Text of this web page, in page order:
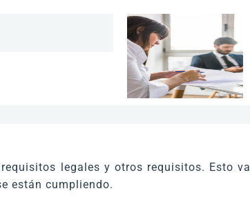
legales y otros requisitos. Esto va
están cumpliendo.